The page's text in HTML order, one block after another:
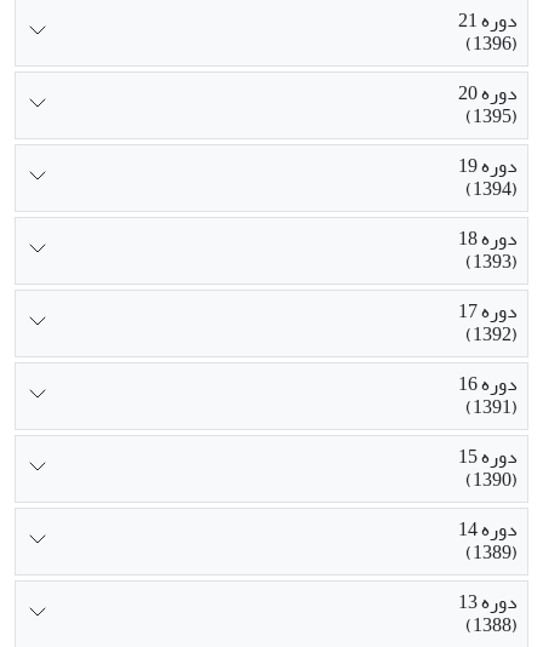
دوره 21
(1396)
دوره 20
(1395)
دوره 19
(1394)
دوره 18
(1393)
دوره 17
(1392)
دوره 16
(1391)
دوره 15
(1390)
دوره 14
(1389)
دوره 13
(1388)